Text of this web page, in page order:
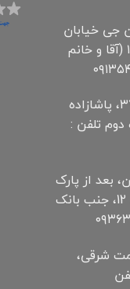
جی خیابان
مهدیه جنوبی پلاک ۱۰۸ (آقا و خانم
: الهیه ۳۷، پاشازاده
تلفن :
بعد از پارک
چمران، بعد از کلانتری 12، جنب بانک
شرقی،
و ۲۳ تلفن